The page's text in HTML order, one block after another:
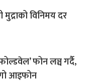
विनिमय दर
फोन लञ्च गर्दै,
आइफोन